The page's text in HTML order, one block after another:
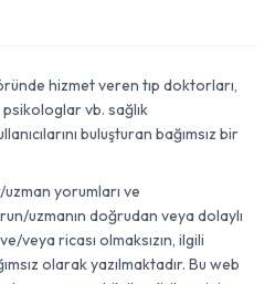
hizmet veren tıp doktorları,
vb. sağlık
buluşturan bağımsız bir
yorumları ve
uzmanın doğrudan veya dolaylı
veya ricası olmaksızın, ilgili
olarak yazılmaktadır. Bu web